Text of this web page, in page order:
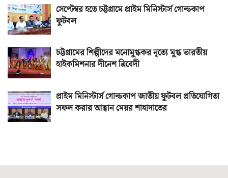
সেপ্টেম্বর হতে চট্টগ্রামে প্রাইম মিনিস্টার্স গোল্ডকাপ
ফুটবল
চট্টগ্রামের শিল্পীদের মনোমুগ্ধকর নৃত্যে মুগ্ধ ভারতীয়
হাইকমিশনার দীনেশ ত্রিবেদী
প্রাইম মিনিস্টার্স গোল্ডকাপ জাতীয় ফুটবল প্রতিযোগিতা
সফল করার আহ্বান মেয়র শাহাদাতের